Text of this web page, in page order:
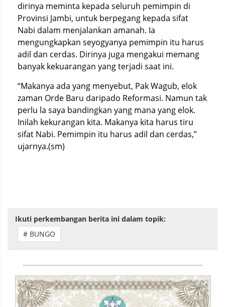
dirinya meminta kepada seluruh pemimpin di
Provinsi Jambi, untuk berpegang kepada sifat
Nabi dalam menjalankan amanah. Ia
mengungkapkan seyogyanya pemimpin itu harus
adil dan cerdas. Dirinya juga mengakui memang
banyak kekuarangan yang terjadi saat ini.
“Makanya ada yang menyebut, Pak Wagub, elok
zaman Orde Baru daripado Reformasi. Namun tak
perlu la saya bandingkan yang mana yang elok.
Inilah kekurangan kita. Makanya kita harus tiru
sifat Nabi. Pemimpin itu harus adil dan cerdas,”
ujarnya.(sm)
Ikuti perkembangan berita ini dalam topik:
# BUNGO